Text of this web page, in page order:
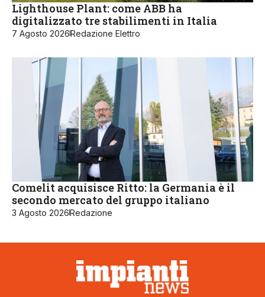
Lighthouse Plant: come ABB ha
digitalizzato tre stabilimenti in Italia
7 Agosto 2026Redazione Elettro
Comelit acquisisce Ritto: la Germania è il
secondo mercato del gruppo italiano
3 Agosto 2026Redazione